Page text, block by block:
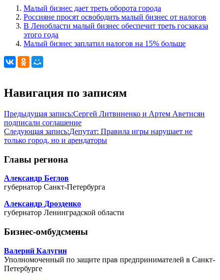
Малый бизнес дает треть оборота города
Россияне просят освободить малый бизнес от налогов
В Ленобласти малый бизнес обеспечит треть госзаказа
этого года
Малый бизнес заплатил налогов на 15% больше
Навигация по записям
Предыдущая запись:Сергей Литвиненко и Артем Аветисян
подписали соглашение
Следующая запись:Депутат: Правила игры нарушает не
только город, но и арендаторы
Главы региона
Александр Беглов
губернатор Санкт-Петербурга
Александр Дрозденко
губернатор Ленинградской области
Бизнес-омбудсмены
Валерий Калугин
Уполномоченный по защите прав предпринимателей в Санкт-
Петербурге